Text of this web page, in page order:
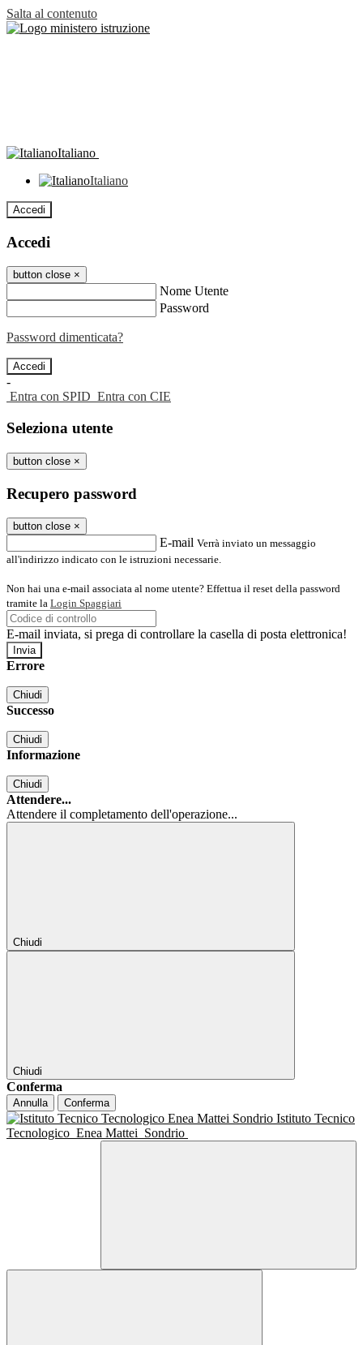
Salta al contenuto
Italiano
Italiano
Accedi
Accedi
button close ×
Nome Utente
Password
Password dimenticata?
-
Entra con SPID Entra con CIE
Seleziona utente
button close ×
Recupero password
button close ×
E-mail Verrà inviato un messaggio
all'indirizzo indicato con le istruzioni necessarie.
Non hai una e-mail associata al nome utente? Effettua il reset della password
tramite la Login Spaggiari
E-mail inviata, si prega di controllare la casella di posta elettronica!
Errore
Chiudi
Successo
Chiudi
Informazione
Chiudi
Attendere...
Attendere il completamento dell'operazione...
Chiudi
Chiudi
Conferma
Annulla Conferma
Istituto Tecnico
Tecnologico Enea Mattei Sondrio